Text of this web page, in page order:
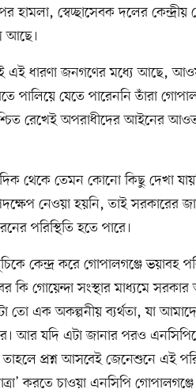
হামলা, স্বেচ্ছাসেবক দলের
আছে।
এই ধারণা জনগণের মধ্যে আছে,
পালিয়ে যেতে পারেননি তাঁরা
রেখেই অপরাধীদের আইনের
থেকে তেমন কোনো কিছু দেখা
নেওয়া হয়নি, তাই সরকারের
পরিস্থিতি হতে পারে।
কেন্দ্র করে গোপালগঞ্জে ভয়াবহ
কি গোয়েন্দা সংস্থার মাধ্যমে
তো এক অকল্পনীয় ব্যর্থতা, যা আমাদের
আর যদি এটা জানার পরও
প্রশ্ন আসবেই জেনেশুনে এই
করতে চাওয়া এনসিপি